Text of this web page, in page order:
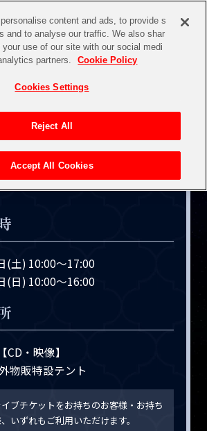
About
Q&A
会場物販情報
(土) 10:00～17:00
(日) 10:00～16:00
CD・映像】
物販特設テント
ブチケットをお持ちのお客様・お持ち
いずれもご利用いただけます。
content and ads, to provide s
and to analyse our traffic. We also shar
use of our site with our social medi
partners.
Cookie Policy
Cookies Settings
Reject All
Accept All Cookies